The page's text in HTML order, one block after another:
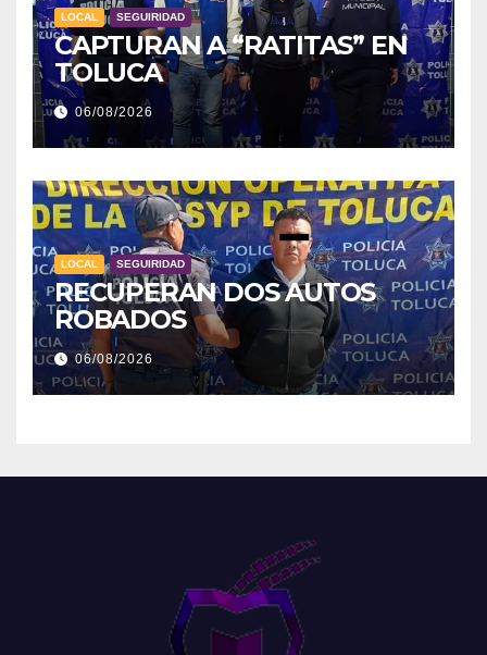
LOCAL SEGUIRIDAD
CAPTURAN A “RATITAS” EN
TOLUCA
06/08/2026
LOCAL SEGUIRIDAD
RECUPERAN DOS AUTOS
ROBADOS
06/08/2026